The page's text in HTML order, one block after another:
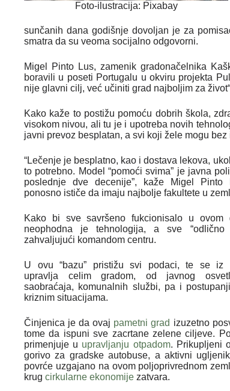
Foto-ilustracija: Pixabay
sunčanih dana godišnje dovoljan je za
smatra da su veoma socijalno odgovorni.
Migel Pinto Lus, zamenik gradonačelnika
boravili u poseti Portugalu u okviru projekta
nije glavni cilj, već učiniti grad najboljim za
Kako kaže to postižu pomoću dobrih škola,
visokom nivou, ali tu je i upotreba novih
javni prevoz besplatan, a svi koji žele mogu
“Lečenje je besplatno, kao i dostava lekova,
to potrebno. Model “pomoći svima” je javna
poslednje dve decenije”, kaže Migel Pinto
ponosno ističe da imaju najbolje fakultete u
Kako bi sve savršeno fukcionisalo u ovom
neophodna je tehnologija, a sve “odlično
zahvaljujući komandom centru.
U ovu “bazu” pristižu svi podaci, te se iz
upravlja celim gradom, od javnog
saobraćaja, komunalnih službi, pa i
kriznim situacijama.
Činjenica je da ovaj pametni grad izuzetno
tome da ispuni sve zacrtane zelene ciljeve.
primenjuje u upravljanju otpadom. Prikupljeni
gorivo za gradske autobuse, a aktivni
povrće uzgajano na ovom poljoprivrednom
krug cirkularne ekonomije zatvara.